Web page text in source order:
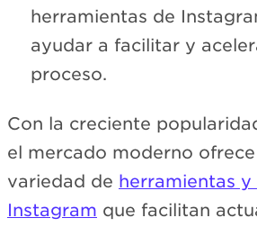
herramientas de
ayudar a facilitar y
proceso.
Con la creciente
el mercado moderno
variedad de herramientas
Instagram que facilitan